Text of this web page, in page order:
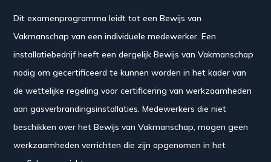
Dit examenprogramma leidt tot een Bewijs van
Vakmanschap van een individuele medewerker. Een
installatiebedrijf heeft een dergelijk Bewijs van Vakmanschap
nodig om gecertificeerd te kunnen worden in het kader van
de wettelijke regeling voor certificering van werkzaamheden
aan gasverbrandingsinstallaties. Medewerkers die niet
beschikken over het Bewijs van Vakmanschap, mogen geen
werkzaamheden verrichten die zijn opgenomen in het